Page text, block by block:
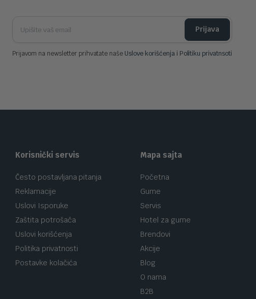
Prijava
Prijavom na newsletter prihvatate naše Uslove korišćenja i Politiku privatnsoti
Korisnički servis
Često postavljana pitanja
Reklamacije
Uslovi Isporuke
Zaštita potrošača
Uslovi korišćenja
Politika privatnosti
Postavke kolačića
Mapa sajta
Početna
Gume
Servis
Hotel za gume
Brendovi
Akcije
Blog
O nama
B2B